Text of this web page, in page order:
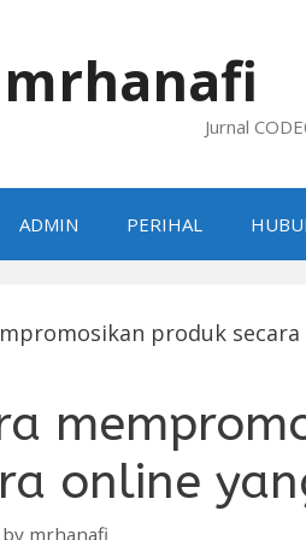
mrhanafi
Jurnal
ADMIN PERIHAL
online
by mrhanafi